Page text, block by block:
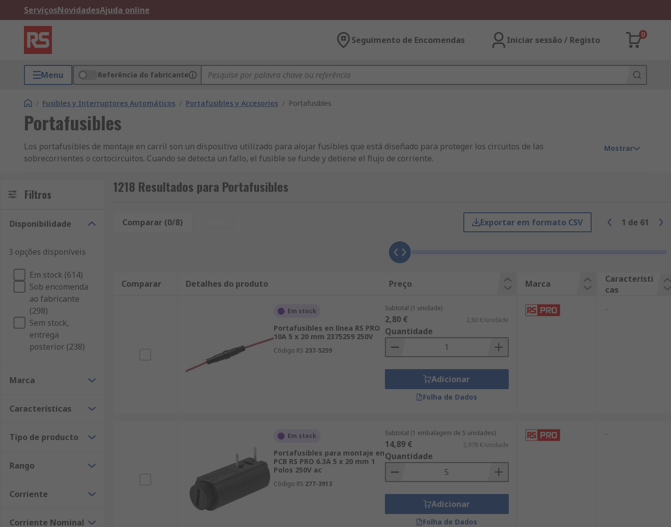
ServiçosNovidadesAjuda online
Seguimento de Encomendas Iniciar sessão / Registo
0
Menu Referência do fabricante
/ Fusibles y Interruptores Automáticos / Portafusibles y Accesorios / Portafusibles
Portafusibles
Los portafusibles de montaje en carril son un dispositivo utilizado para alojar fusibles que está diseñado para proteger los circuitos de las
sobrecorrientes o cortocircuitos. Cuando se detecta un fallo, el fusible se funde y detiene el flujo de corriente.
¿Para qué se utilizan los portafusibles de montaje en carril?
Los fusibles se conectan a los portafusibles de montaje en carril al colocarlos entre dos juegos de contactos metálicos. Las tapas terminales de los
fusibles se conectan a los contactos de metal del portafusibles y permiten que la corriente fluya a través del dispositivo.
que el carril se adhiera al cuerpo del portafusibles.
Tipos de portafusibles de montaje en carril
Los portafusibles de montaje en carril pueden tener una serie de características diferentes, como el valor de tensión y corriente, el número de polos, el
tiempo de entrega y el tipo de terminal. Las dimensiones también pueden diferir, al igual que el tamaño y tipo de fusible para el que están diseñados.
Mostrar
Filtros
Disponibilidade
3 opções disponíveis
Em stock (614)
Sob encomenda
ao fabricante
(298)
Sem stock,
entrega
posterior (238)
Marca
Características
Tipo de producto
Rango
Corriente
Corriente Nominal
1218 Resultados para Portafusibles
Comparar (0/8) Exportar em formato CSV 1 de 61
Comparar Detalhes do produto Preço Marca
Característi
cas
Em stock
Portafusibles en línea RS PRO
10A 5 x 20 mm 2375259 250V
Código RS 237-5259
Subtotal (1 unidade)
2,80 € 2,80 €/unidade
Quantidade
Adicionar
Folha de Dados
-
Em stock
Portafusibles para montaje en
PCB RS PRO 6.3A 5 x 20 mm 1
Polos 250V ac
Código RS 277-3913
Subtotal (1 embalagem de 5 unidades)
14,89 € 2,978 €/unidade
Quantidade
Adicionar
Folha de Dados
-